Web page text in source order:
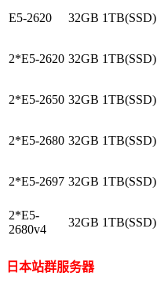
E5-2620 32GB 1TB(SSD)
2*E5-2620 32GB 1TB(SSD)
2*E5-2650 32GB 1TB(SSD)
2*E5-2680 32GB 1TB(SSD)
2*E5-2697 32GB 1TB(SSD)
2*E5-
2680v4
32GB 1TB(SSD)
日本站群服务器